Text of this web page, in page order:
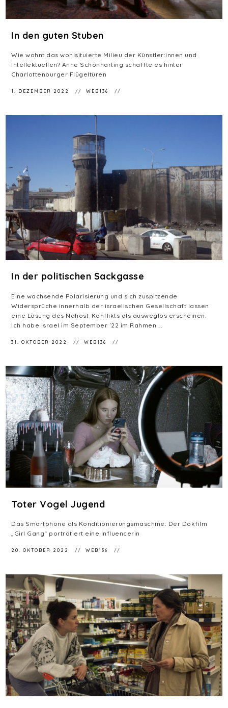
In den guten Stuben
Wie wohnt das wohlsituierte Milieu der Künstler:innen und
Intellektuellen? Anne Schönharting schaffte es hinter
Charlottenburger Flügeltüren
1. DEZEMBER 2022 WEB136
In der politischen Sackgasse
Eine wachsende Polarisierung und sich zuspitzende
Widersprüche innerhalb der israelischen Gesellschaft lassen
eine Lösung des Nahost-Konflikts als ausweglos erscheinen.
Ich habe Israel im September ´22 im Rahmen ...
31. OKTOBER 2022 WEB136
Toter Vogel Jugend
Das Smartphone als Konditionierungsmaschine: Der Dokfilm
„Girl Gang“ porträtiert eine Influencerin
20. OKTOBER 2022 WEB136